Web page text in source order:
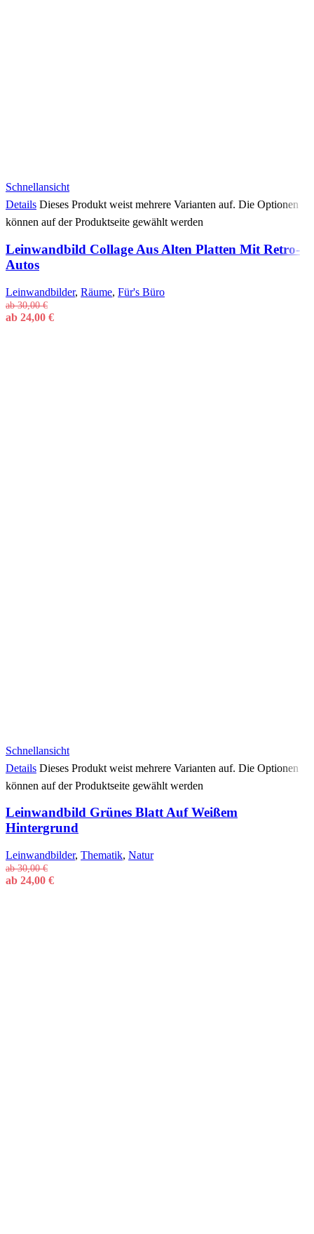
Schnellansicht
Details Dieses Produkt weist mehrere Varianten auf. Die Optionen
können auf der Produktseite gewählt werden
Leinwandbild Collage Aus Alten Platten Mit Retro-
Autos
Leinwandbilder, Räume, Für's Büro
ab30,00€
ab 24,00 €
Schnellansicht
Details Dieses Produkt weist mehrere Varianten auf. Die Optionen
können auf der Produktseite gewählt werden
Leinwandbild Grünes Blatt Auf Weißem
Hintergrund
Leinwandbilder, Thematik, Natur
ab30,00€
ab 24,00 €